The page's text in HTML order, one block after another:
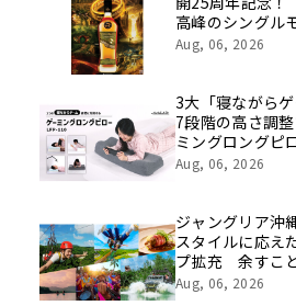
高峰のシングル
ノ)より 数量限
Aug, 06, 2026
3大「寝ながら
7段階の高さ調
ミングロングピ
Aug, 06, 2026
ジャングリア
スタイルに応え
プ拡充 余すこ
「ロイヤルチケ
Aug, 06, 2026